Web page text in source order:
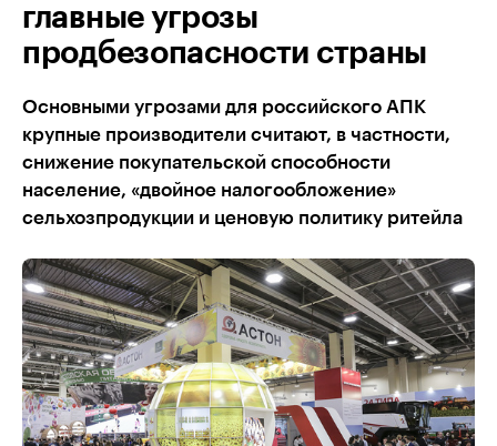
главные угрозы
продбезопасности страны
Основными угрозами для российского АПК
крупные производители считают, в частности,
снижение покупательской способности
население, «двойное налогообложение»
сельхозпродукции и ценовую политику ритейла